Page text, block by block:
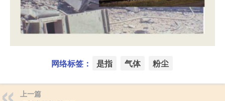
网络标签： 是指 气体 粉尘
上一篇